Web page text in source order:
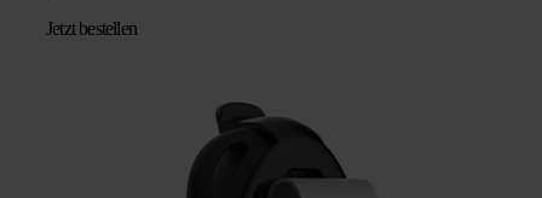
Jetzt bestellen